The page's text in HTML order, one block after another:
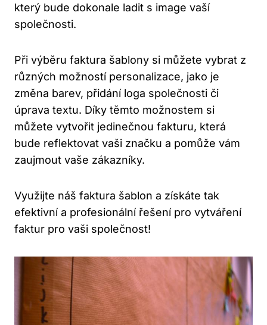
který bude⁤ dokonale ladit⁣ s image vaší
společnosti.
Při výběru faktura šablony si můžete‍ vybrat ‍z
různých možností personalizace, jako je
změna⁢ barev, ‍přidání⁤ loga společnosti či
úprava ⁢textu. Díky ‌těmto​ možnostem si
můžete vytvořit‍ jedinečnou fakturu, která
bude reflektovat vaši značku a pomůže vám
zaujmout vaše zákazníky.
Využijte⁤ náš faktura šablon‍ a získáte ⁣tak
efektivní a profesionální řešení pro vytváření
faktur pro vaši ⁣společnost!